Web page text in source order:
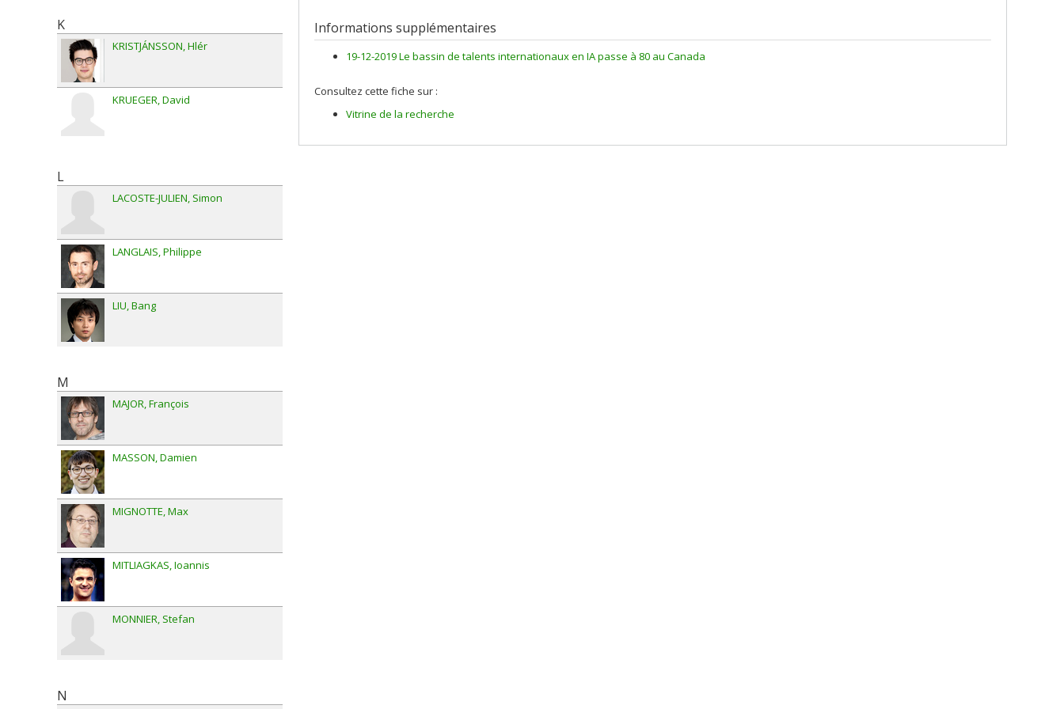
Informations supplémentaires
19-12-2019 Le bassin de talents internationaux en IA passe à 80 au Canada
Consultez cette fiche sur :
Vitrine de la recherche
K
KRISTJÁNSSON Hlér
KRUEGER David
L
LACOSTE-JULIEN Simon
LANGLAIS Philippe
LIU Bang
M
MAJOR François
MASSON Damien
MIGNOTTE Max
MITLIAGKAS Ioannis
MONNIER Stefan
N